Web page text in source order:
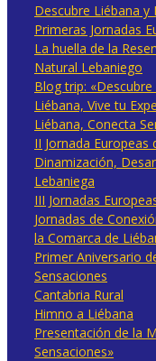
Descubre Liébana y
Primeras Jornadas
La huella de la
Natural Lebaniego
Blog trip: «Descubre
Liébana, Vive tu
Liébana, Conecta
II Jornada
Dinamización,
Lebaniega
III Jornadas
Jornadas de
la Comarca de
Primer Aniversario
Sensaciones
Cantabria Rural
Himno a Liébana
Presentación de la
Sensaciones»